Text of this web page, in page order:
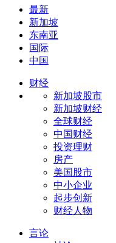
最新
新加坡
东南亚
国际
中国
财经
新加坡股市
新加坡财经
全球财经
中国财经
投资理财
房产
美国股市
中小企业
起步创新
财经人物
言论